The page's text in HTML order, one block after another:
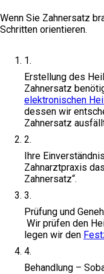
Wenn Sie Zahnersatz
Schritten orientieren.
Erstellung des
Zahnersatz
elektronischen
dessen wir
Zahnersatz
Ihre
Zahnarztpraxis
Zahnersatz“.
Prüfung und
Wir prüfen den
legen wir den
Behandlung –